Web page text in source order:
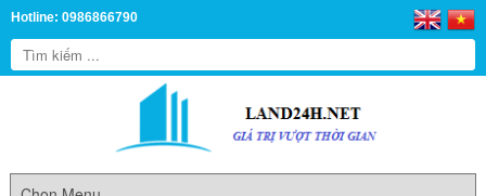
Hotline: 0986866790